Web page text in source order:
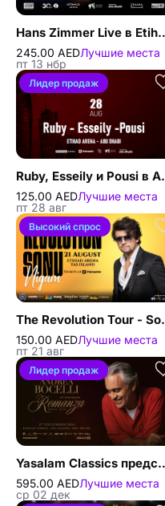
Hans Zimmer
245.00 AEDЛучшие места
пт 13 нбр
Лидер продаж
Ruby,
125.00 AEDЛучшие места
пт 28 авг
Высокий спрос
The
150.00 AEDЛучшие места
пт 21 авг
Лидер продаж
Yasalam Classics
595.00 AEDЛучшие места
ср 02 дек